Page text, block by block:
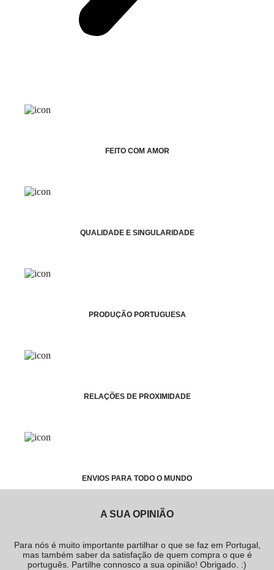
FEITO COM AMOR
QUALIDADE E SINGULARIDADE
PRODUÇÃO PORTUGUESA
RELAÇÕES DE PROXIMIDADE
ENVIOS PARA TODO O MUNDO
A SUA OPINIÃO
Para nós é muito importante partilhar o que se faz em Portugal,
mas também saber da satisfação de quem compra o que é
português. Partilhe connosco a sua opinião! Obrigado. :)